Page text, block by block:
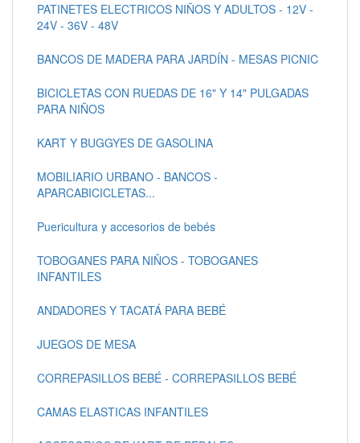
PATINETES ELECTRICOS NIÑOS Y ADULTOS - 12V -
24V - 36V - 48V
BANCOS DE MADERA PARA JARDÍN - MESAS PICNIC
BICICLETAS CON RUEDAS DE 16" Y 14" PULGADAS
PARA NIÑOS
KART Y BUGGYES DE GASOLINA
MOBILIARIO URBANO - BANCOS -
APARCABICICLETAS...
Puericultura y accesorios de bebés
TOBOGANES PARA NIÑOS - TOBOGANES
INFANTILES
ANDADORES Y TACATÁ PARA BEBÉ
JUEGOS DE MESA
CORREPASILLOS BEBÉ - CORREPASILLOS BEBÉ
CAMAS ELASTICAS INFANTILES